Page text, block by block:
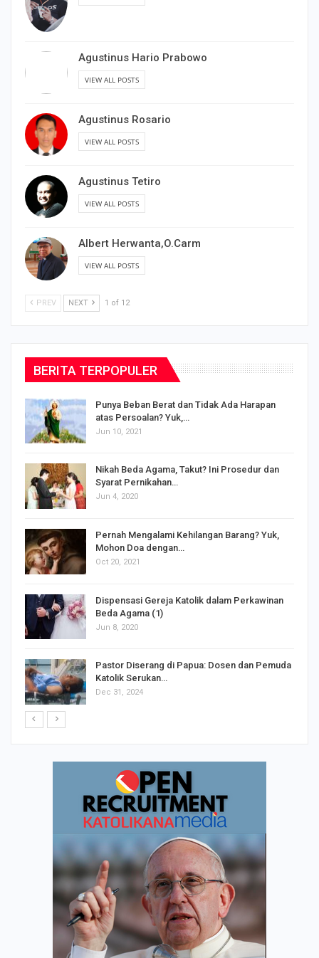
Agustinus Hario Prabowo
VIEW ALL POSTS
Agustinus Rosario
VIEW ALL POSTS
Agustinus Tetiro
VIEW ALL POSTS
Albert Herwanta,O.Carm
VIEW ALL POSTS
PREV NEXT 1 of 12
BERITA TERPOPULER
Punya Beban Berat dan Tidak Ada Harapan
atas Persoalan? Yuk,…
Jun 10, 2021
Nikah Beda Agama, Takut? Ini Prosedur dan
Syarat Pernikahan…
Jun 4, 2020
Pernah Mengalami Kehilangan Barang? Yuk,
Mohon Doa dengan…
Oct 20, 2021
Dispensasi Gereja Katolik dalam Perkawinan
Beda Agama (1)
Jun 8, 2020
Pastor Diserang di Papua: Dosen dan Pemuda
Katolik Serukan…
Dec 31, 2024